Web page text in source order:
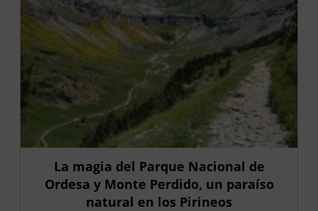
La magia del Parque Nacional de
Ordesa y Monte Perdido, un paraíso
natural en los Pirineos